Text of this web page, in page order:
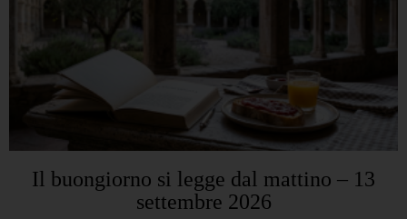
Il buongiorno si legge dal mattino – 13
settembre 2026